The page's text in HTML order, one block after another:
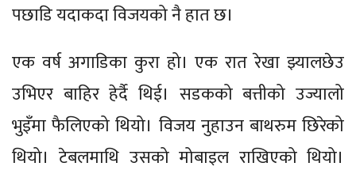
पछाडि यदाकदा विजयको नै हात छ।
एक वर्ष अगाडिका कुरा हो। एक रात रेखा झ्यालछेउ
उभिएर बाहिर हेर्दै थिई। सडकको बत्तीको उज्यालो
भुइँमा फैलिएको थियो। विजय नुहाउन बाथरुम छिरेको
थियो। टेबलमाथि उसको मोबाइल राखिएको थियो।